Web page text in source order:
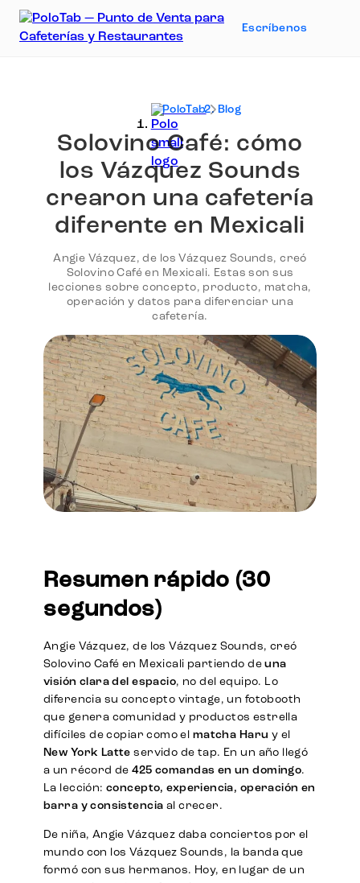
Escríbenos
PoloTab Blog
Solovino Café: cómo
los Vázquez Sounds
crearon una cafetería
diferente en Mexicali
Angie Vázquez, de los Vázquez Sounds, creó
Solovino Café en Mexicali. Estas son sus
lecciones sobre concepto, producto, matcha,
operación y datos para diferenciar una
cafetería.
Resumen rápido (30
segundos)
Angie Vázquez, de los Vázquez Sounds, creó
Solovino Café en Mexicali partiendo deuna
visión clara del espacio, no del equipo. Lo
diferencia su concepto vintage, un fotobooth
que genera comunidad y productos estrella
difíciles de copiar como el matcha Haru y el
New York Latte servido de tap. En un año llegó
a un récord de425 comandas en un domingo.
La lección:concepto, experiencia, operación en
barra y consistencia al crecer.
De niña, Angie Vázquez daba conciertos por el
mundo con los Vázquez Sounds, la banda que
formó con sus hermanos. Hoy, en lugar de un